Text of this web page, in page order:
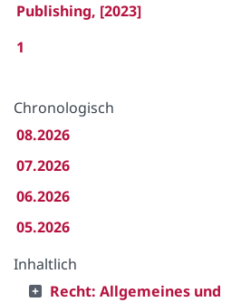
Publishing, [2023]
1
Chronologisch
08.2026
07.2026
06.2026
05.2026
Inhaltlich
Recht: Allgemeines und